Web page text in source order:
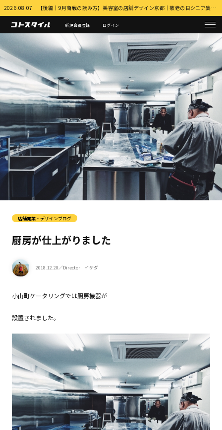
2026.08.07 【後編｜9月商戦の読み方】美容室の店舗デザイン京都｜敬老の日シニア集客とふるさと納税・MEO対策 詳細はこちら
新規会員登録 ログイン
店舗開業・デザインブログ
厨房が仕上がりました
2018.12.20／Director イケダ
小山町ケータリングでは厨房機器が
設置されました。